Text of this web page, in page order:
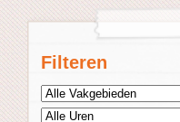
Filteren